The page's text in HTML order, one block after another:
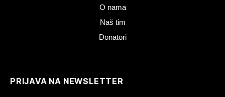
O nama
Naš tim
Donatori
PRIJAVA NA NEWSLETTER